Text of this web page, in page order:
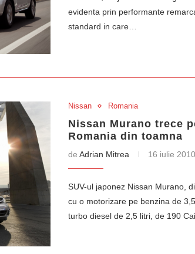
evidenta prin performante
standard in care…
Nissan Romania
Nissan Murano trece
Romania din toamna
de Adrian Mitrea 16 iulie 2010
SUV-ul japonez Nissan Murano,
cu o motorizare pe benzina de
turbo diesel de 2,5 litri, de 190